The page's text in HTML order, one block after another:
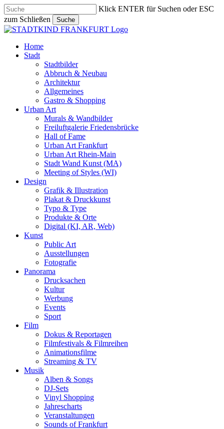
Skip
to
main
content
Klick ENTER für Suchen oder ESC
zum Schließen
Suche
Close
search
Menu
Home
Stadt
Stadtbilder
Abbruch & Neubau
Architektur
Allgemeines
Gastro & Shopping
Urban Art
Murals & Wandbilder
Freiluftgalerie Friedensbrücke
Hall of Fame
Urban Art Frankfurt
Urban Art Rhein-Main
Stadt Wand Kunst (MA)
Meeting of Styles (WI)
Design
Grafik & Illustration
Plakat & Druckkunst
Typo & Type
Produkte & Orte
Digital (KI, AR, Web)
Kunst
Public Art
Ausstellungen
Fotografie
Panorama
Drucksachen
Kultur
Werbung
Events
Sport
Film
Dokus & Reportagen
Filmfestivals & Filmreihen
Animationsfilme
Streaming & TV
Musik
Alben & Songs
DJ-Sets
Vinyl Shopping
Jahrescharts
Veranstaltungen
Sounds of Frankfurt